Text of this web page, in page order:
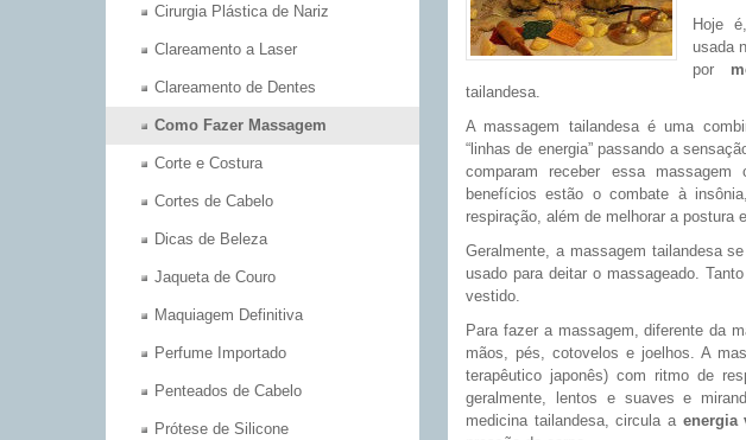
Hoje
usada
por
tailandesa.
A massagem tailandesa é uma
“linhas de energia” passando a
comparam receber essa
benefícios estão o combate à
respiração, além de melhorar a postura
Geralmente, a massagem tailandesa
usado para deitar o massageado.
vestido.
Para fazer a massagem, diferente da
mãos, pés, cotovelos e joelhos. A
terapêutico japonês) com ritmo de
geralmente, lentos e suaves e
medicina tailandesa, circula a energia
Cirurgia Plástica de Nariz
Clareamento a Laser
Clareamento de Dentes
Como Fazer Massagem
Corte e Costura
Cortes de Cabelo
Dicas de Beleza
Jaqueta de Couro
Maquiagem Definitiva
Perfume Importado
Penteados de Cabelo
Prótese de Silicone